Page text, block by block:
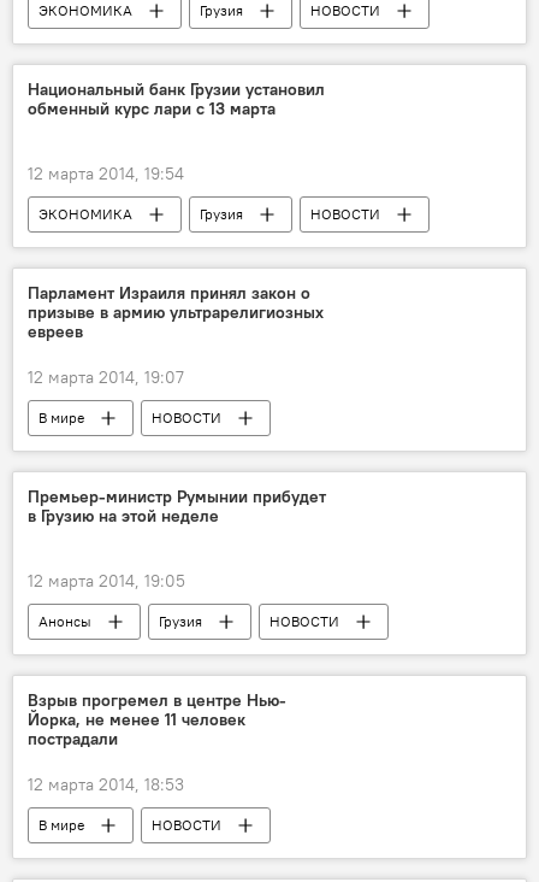
ЭКОНОМИКА Грузия НОВОСТИ
Национальный банк Грузии установил
обменный курс лари с 13 марта
12 марта 2014, 19:54
ЭКОНОМИКА Грузия НОВОСТИ
Парламент Израиля принял закон о
призыве в армию ультрарелигиозных
евреев
12 марта 2014, 19:07
В мире НОВОСТИ
Премьер-министр Румынии прибудет
в Грузию на этой неделе
12 марта 2014, 19:05
Анонсы Грузия НОВОСТИ
Взрыв прогремел в центре Нью-
Йорка, не менее 11 человек
пострадали
12 марта 2014, 18:53
В мире
НОВОСТИ
ПРОИСШЕСТВИЯ